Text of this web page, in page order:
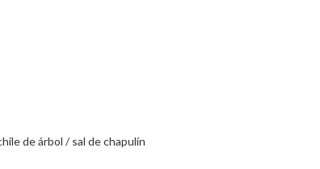
de árbol / sal de chapulín